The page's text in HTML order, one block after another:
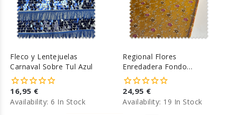
Fleco y Lentejuelas
Carnaval Sobre Tul Azul
16,95 €
Availability: 6 In Stock
Regional Flores
Enredadera Fondo
Mostaza
24,95 €
Availability: 19 In Stock